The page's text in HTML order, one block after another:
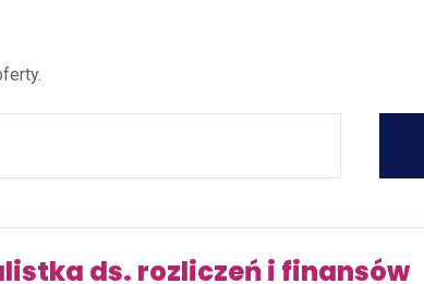
ds. rozliczeń i finansów